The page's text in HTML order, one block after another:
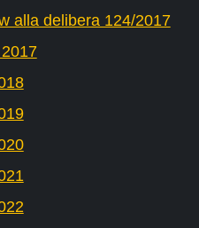
alla delibera 124/2017